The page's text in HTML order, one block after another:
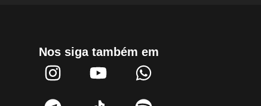
Nos siga também em